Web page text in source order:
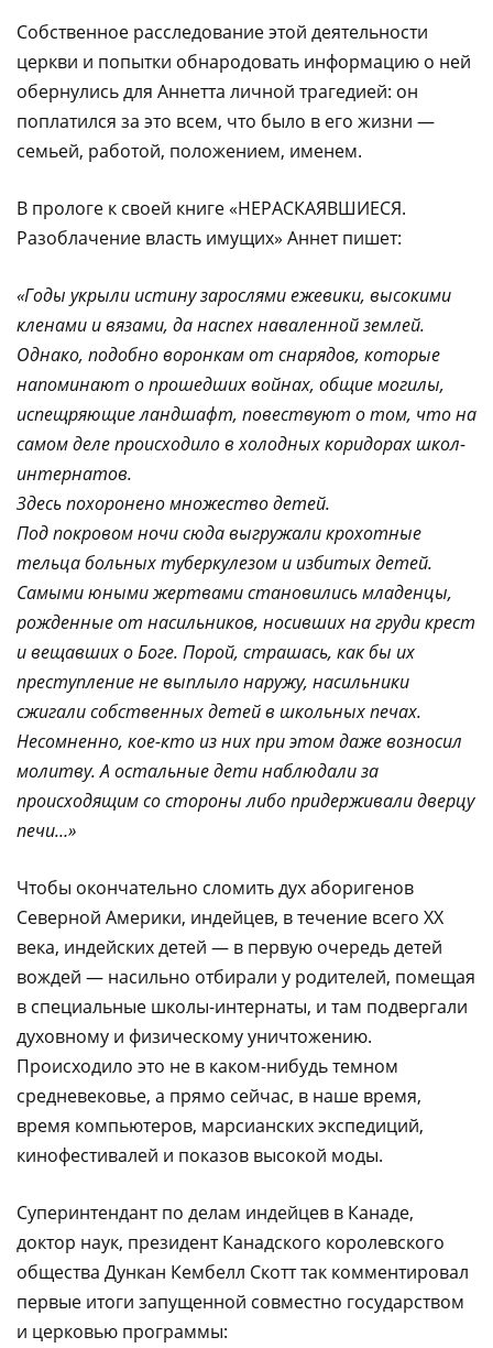
Собственное расследование этой деятельности
церкви и попытки обнародовать информацию о ней
обернулись для Аннетта личной трагедией: он
поплатился за это всем, что было в его жизни —
семьей, работой, положением, именем.
В прологе к своей книге «НЕРАСКАЯВШИЕСЯ.
Разоблачение власть имущих» Аннет пишет:
«Годы укрыли истину зарослями ежевики, высокими
кленами и вязами, да наспех наваленной землей.
Однако, подобно воронкам от снарядов, которые
напоминают о прошедших войнах, общие могилы,
испещряющие ландшафт, повествуют о том, что на
самом деле происходило в холодных коридорах школ-
интернатов.
Здесь похоронено множество детей.
Под покровом ночи сюда выгружали крохотные
тельца больных туберкулезом и избитых детей.
Самыми юными жертвами становились младенцы,
рожденные от насильников, носивших на груди крест
и вещавших о Боге. Порой, страшась, как бы их
преступление не выплыло наружу, насильники
сжигали собственных детей в школьных печах.
Несомненно, кое-кто из них при этом даже возносил
молитву. А остальные дети наблюдали за
происходящим со стороны либо придерживали дверцу
печи…»
Чтобы окончательно сломить дух аборигенов
Северной Америки, индейцев, в течение всего ХХ
века, индейских детей — в первую очередь детей
вождей — насильно отбирали у родителей, помещая
в специальные школы-интернаты, и там подвергали
духовному и физическому уничтожению.
Происходило это не в каком-нибудь темном
средневековье, а прямо сейчас, в наше время,
время компьютеров, марсианских экспедиций,
кинофестивалей и показов высокой моды.
Суперинтендант по делам индейцев в Канаде,
доктор наук, президент Канадского королевского
общества Дункан Кембелл Скотт так комментировал
первые итоги запущенной совместно государством
и церковью программы: